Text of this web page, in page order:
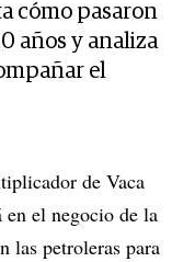
cómo pasaron
años y analiza
el
de Vaca
en el negocio de la
las petroleras para